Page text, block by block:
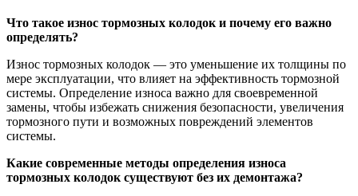
Что такое износ тормозных колодок и почему его важно
определять?
Износ тормозных колодок — это уменьшение их толщины по
мере эксплуатации, что влияет на эффективность тормозной
системы. Определение износа важно для своевременной
замены, чтобы избежать снижения безопасности, увеличения
тормозного пути и возможных повреждений элементов
системы.
Какие современные методы определения износа
тормозных колодок существуют без их демонтажа?